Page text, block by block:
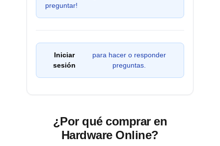
preguntar!
Iniciar
sesión
para hacer o responder
preguntas.
¿Por qué comprar en
Hardware Online?